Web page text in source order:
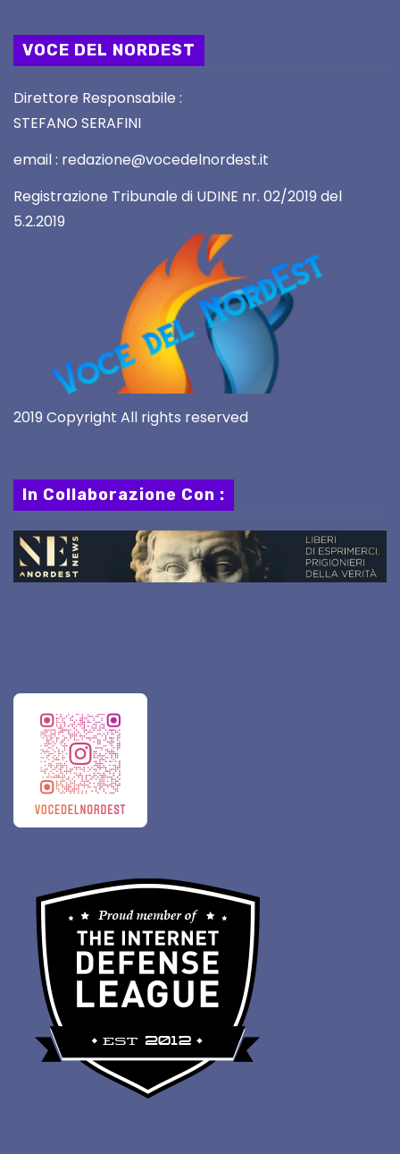
VOCE DEL NORDEST
Direttore Responsabile :
STEFANO SERAFINI
email : redazione@vocedelnordest.it
Registrazione Tribunale di UDINE nr. 02/2019 del
5.2.2019
2019 Copyright All rights reserved
In Collaborazione Con :